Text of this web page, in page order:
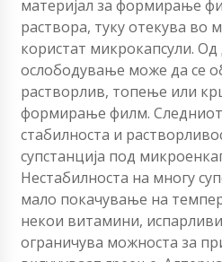
материјал за формирање
раствора, туку отекува во
користат микрокапсули. Од
ослободување може да се
растворлив, топење или
формирање филм.
стабилноста и
супстанција под
Нестабилноста на многу
мало покачување на
некои витамини, испарливи
ограничува можноста за